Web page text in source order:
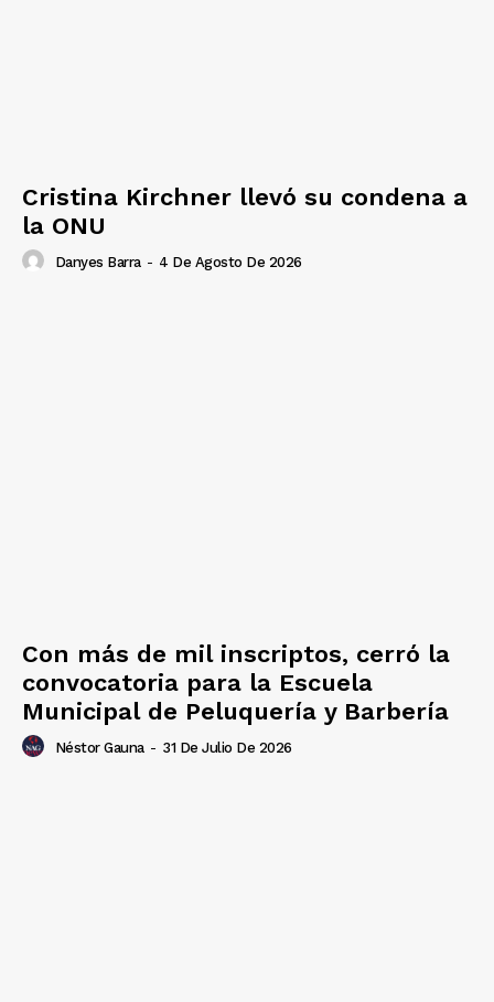
Cristina Kirchner llevó su condena a
la ONU
Danyes Barra - 4 De Agosto De 2026
Con más de mil inscriptos, cerró la
convocatoria para la Escuela
Municipal de Peluquería y Barbería
Néstor Gauna - 31 De Julio De 2026